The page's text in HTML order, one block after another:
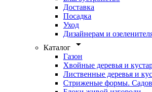
Доставка
Посадка
Уход
Дизайнерам и
Каталог
arrow_drop_down
Газон
Хвойные деревья и
Лиственные деревья и
Стриженые формы.